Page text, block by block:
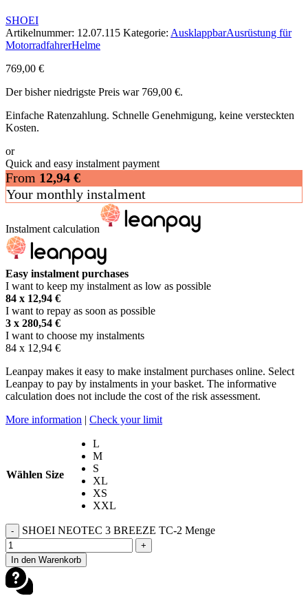
SHOEI
Artikelnummer: 12.07.115 Kategorie: AusklappbarAusrüstung für
MotorradfahrerHelme
769,00 €
Der bisher niedrigste Preis war 769,00 €.
Einfache Ratenzahlung. Schnelle Genehmigung, keine versteckten
Kosten.
or
Quick and easy instalment payment
From 12,94 €
Your monthly instalment
Instalment calculation
Easy instalment purchases
I want to keep my instalment as low as possible
84 x 12,94 €
I want to repay as soon as possible
3 x 280,54 €
I want to choose my instalments
84 x 12,94 €
Leanpay makes it easy to make instalment purchases online. Select
Leanpay to pay by instalments in your basket. The informative
calculation does not include the cost of the risk assessment.
More information | Check your limit
Wählen Size
L
M
S
XL
XS
XXL
- SHOEI NEOTEC 3 BREEZE TC-2 Menge
+
In den Warenkorb